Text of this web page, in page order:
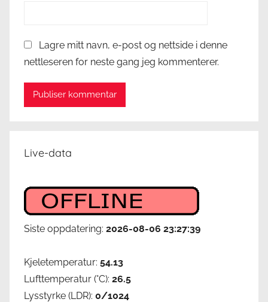
Lagre mitt navn, e-post og nettside i denne
nettleseren for neste gang jeg kommenterer.
Live-data
Siste oppdatering: 2026-08-06 23:27:39
Kjeletemperatur: 54.13
Lufttemperatur (°C): 26.5
Lysstyrke (LDR): 0/1024